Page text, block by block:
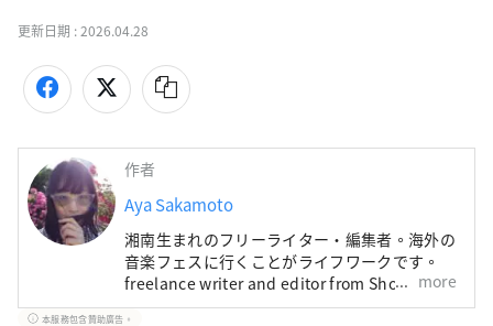
更新日期 :2026.04.28
作者
Aya Sakamoto
湘南生まれのフリーライター・編集者。海外の
音楽フェスに行くことがライフワークです。
freelance writer and editor from Shonan.i
love world music festival.
more
本服務包含贊助廣告。